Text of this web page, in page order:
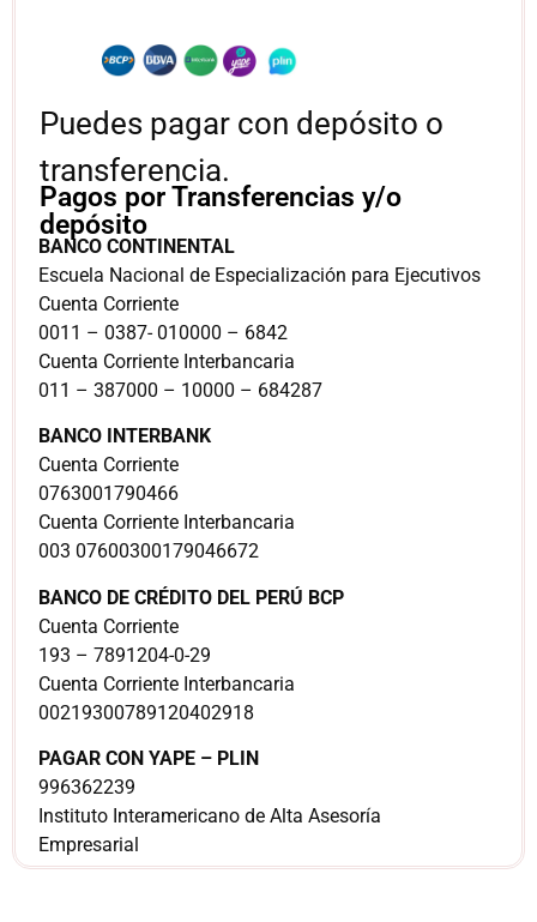
Puedes pagar con depósito o
transferencia.
BANCO CONTINENTAL
Escuela Nacional de Especialización para Ejecutivos
Cuenta Corriente
0011 – 0387- 010000 – 6842
Cuenta Corriente Interbancaria
011 – 387000 – 10000 – 684287
BANCO INTERBANK
Cuenta Corriente
0763001790466
Cuenta Corriente Interbancaria
003 07600300179046672
BANCO DE CRÉDITO DEL PERÚ BCP
Cuenta Corriente
193 – 7891204-0-29
Cuenta Corriente Interbancaria
00219300789120402918
PAGAR CON YAPE – PLIN
996362239
Instituto Interamericano de Alta Asesoría
Empresarial
Pagos por Transferencias y/o
depósito